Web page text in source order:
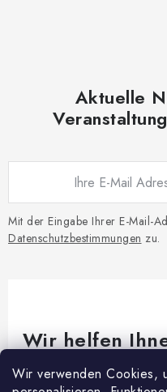
Wir verwenden Cookies,
Aktuelle
Mit der Eingabe Ihrer E-Mail-
Datenschutzbestimmungen zu.
Wir helfen
Brauchen Sie Rat